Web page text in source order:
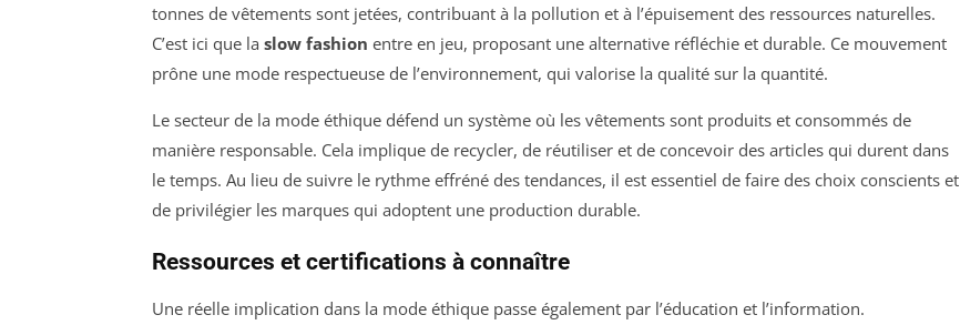
tonnes de vêtements sont jetées, contribuant à la pollution et à l’épuisement des ressources naturelles.
C’est ici que la slow fashion entre en jeu, proposant une alternative réfléchie et durable. Ce mouvement
prône une mode respectueuse de l’environnement, qui valorise la qualité sur la quantité.
Le secteur de la mode éthique défend un système où les vêtements sont produits et consommés de
manière responsable. Cela implique de recycler, de réutiliser et de concevoir des articles qui durent dans
le temps. Au lieu de suivre le rythme effréné des tendances, il est essentiel de faire des choix conscients et
de privilégier les marques qui adoptent une production durable.
Ressources et certifications à connaître
Une réelle implication dans la mode éthique passe également par l’éducation et l’information.